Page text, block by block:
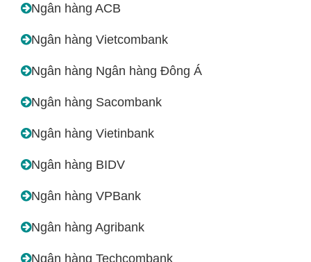
Ngân hàng ACB
Ngân hàng Vietcombank
Ngân hàng Ngân hàng Đông Á
Ngân hàng Sacombank
Ngân hàng Vietinbank
Ngân hàng BIDV
Ngân hàng VPBank
Ngân hàng Agribank
Ngân hàng Techcombank